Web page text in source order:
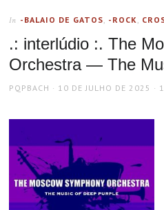
In -BALAIO DE GATOS, -ROCK,
.: interlúdio :. The
Orchestra — The
AUTHOR
PQPBACH
POSTED
10 DE JULHO DE 2025